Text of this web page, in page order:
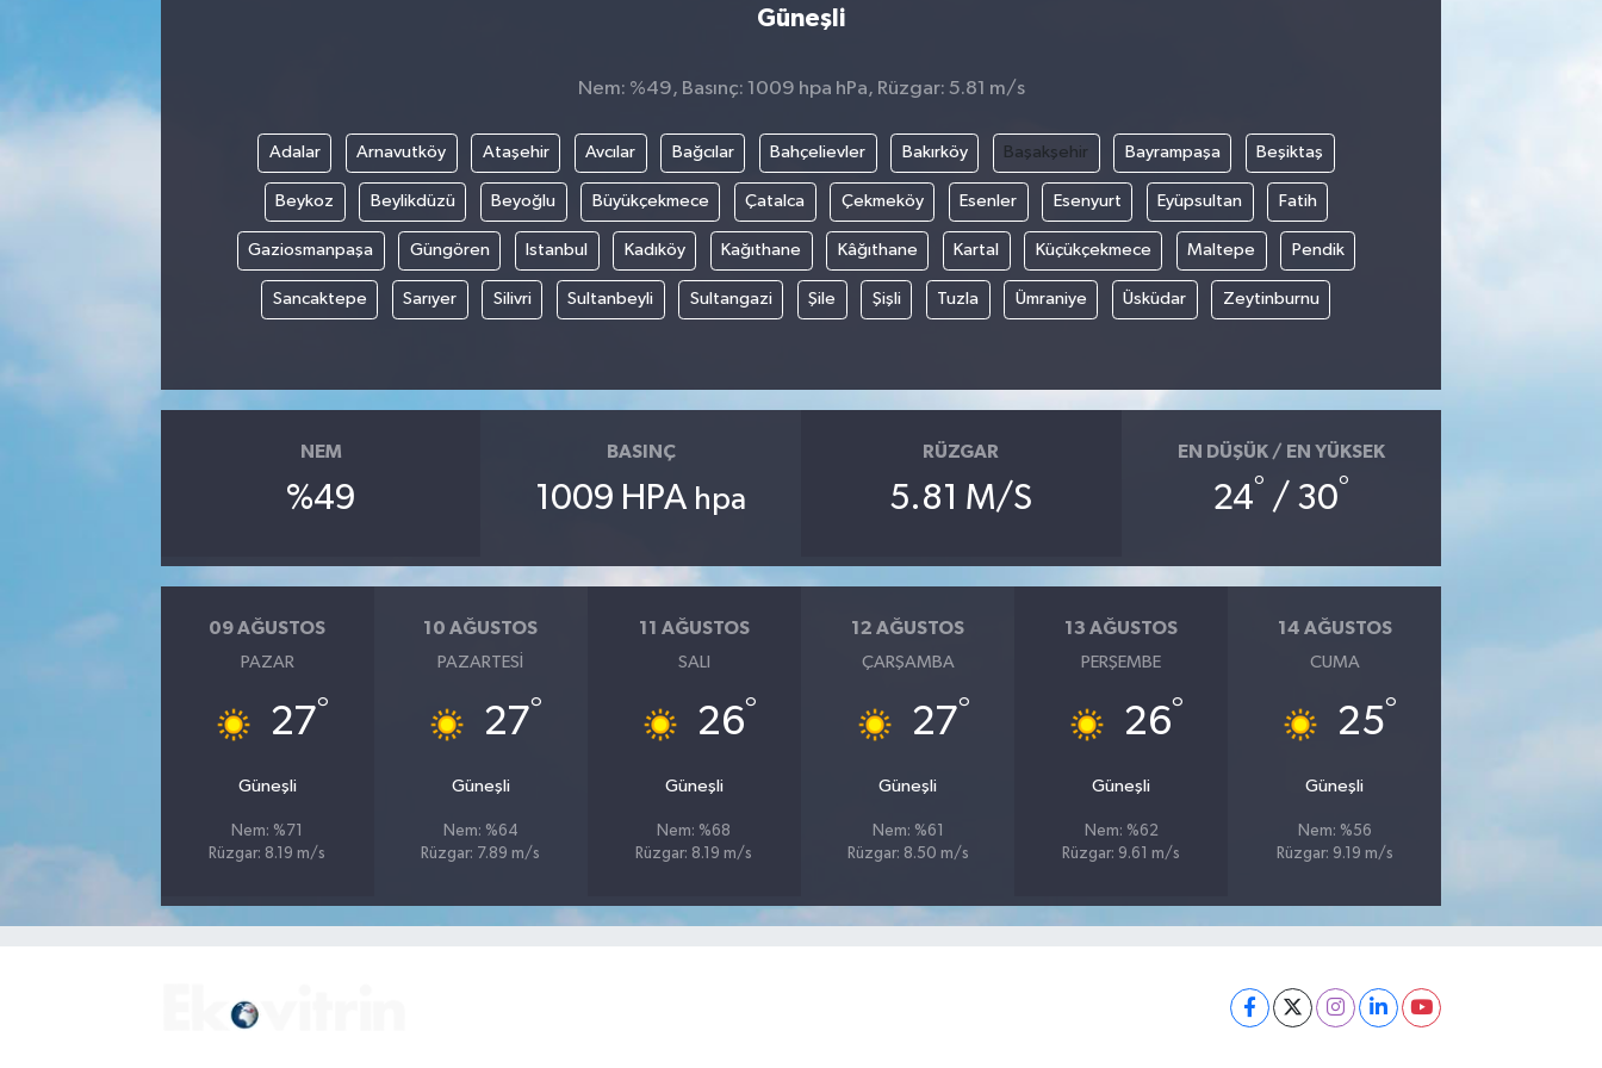
Güneşli
Nem: %49, Basınç: 1009 hpa hPa, Rüzgar: 5.81 m/s
Adalar Arnavutköy Ataşehir Avcılar Bağcılar Bahçelievler Bakırköy Başakşehir Bayrampaşa Beşiktaş
Beykoz Beylikdüzü Beyoğlu Büyükçekmece Çatalca Çekmeköy Esenler Esenyurt Eyüpsultan Fatih
Gaziosmanpaşa Güngören Istanbul Kadıköy Kağıthane Kâğıthane Kartal Küçükçekmece Maltepe Pendik
Sancaktepe Sarıyer Silivri Sultanbeyli Sultangazi Şile Şişli Tuzla Ümraniye Üsküdar Zeytinburnu
NEM
%49
BASINÇ
1009 HPA hpa
RÜZGAR
5.81 M/S
EN DÜŞÜK / EN YÜKSEK
24° / 30°
09 AĞUSTOS
PAZAR
27°
Güneşli
Nem: %71
Rüzgar: 8.19 m/s
10 AĞUSTOS
PAZARTESI
27°
Güneşli
Nem: %64
Rüzgar: 7.89 m/s
11 AĞUSTOS
SALI
26°
Güneşli
Nem: %68
Rüzgar: 8.19 m/s
12 AĞUSTOS
ÇARŞAMBA
27°
Güneşli
Nem: %61
Rüzgar: 8.50 m/s
13 AĞUSTOS
PERŞEMBE
26°
Güneşli
Nem: %62
Rüzgar: 9.61 m/s
14 AĞUSTOS
CUMA
25°
Güneşli
Nem: %56
Rüzgar: 9.19 m/s
Spor